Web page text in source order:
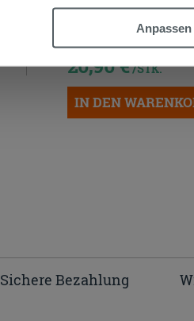
Anpassen
ABLAUFGARNITUR
KLICK-KLACK FÜR
20,90 € /STK.
IN DEN
Sichere Bezahlung